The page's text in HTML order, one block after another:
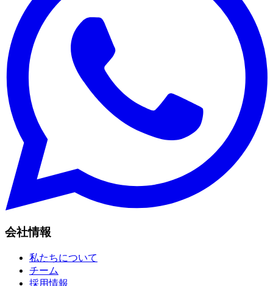
会社情報
私たちについて
チーム
採用情報